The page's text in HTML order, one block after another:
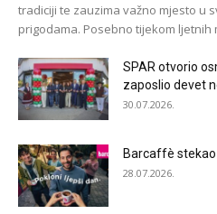
tradiciji te zauzima važno mjesto u
prigodama. Posebno tijekom ljetnih
SPAR otvorio
zaposlio devet
30.07.2026.
Barcaffè
28.07.2026.